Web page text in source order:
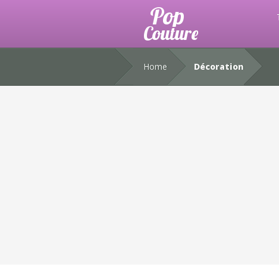
Home Décoration